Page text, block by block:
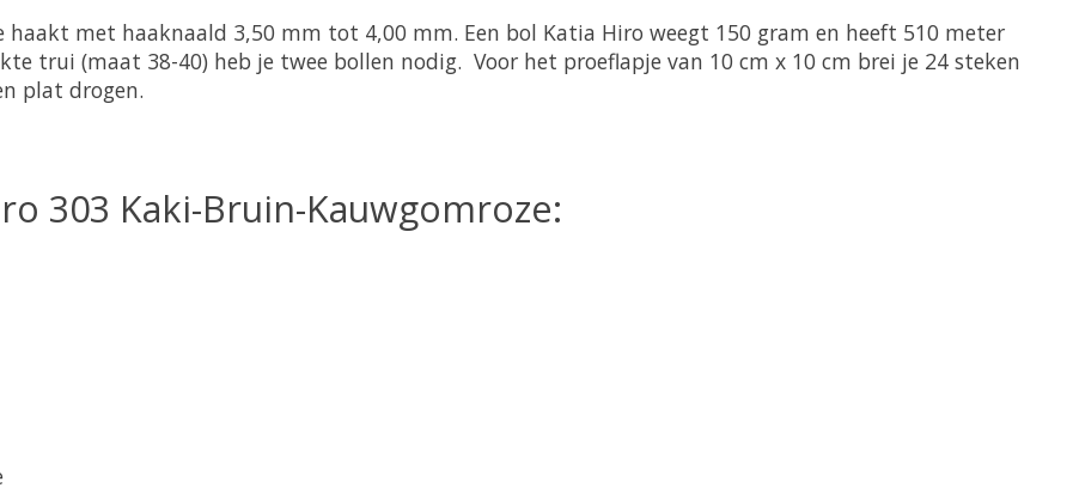
met haaknaald 3,50 mm tot 4,00 mm. Een bol Katia Hiro weegt 150 gram en heeft 510 meter
trui (maat 38-40) heb je twee bollen nodig. Voor het proeflapje van 10 cm x 10 cm brei je 24 steken
plat drogen.
303 Kaki-Bruin-Kauwgomroze: